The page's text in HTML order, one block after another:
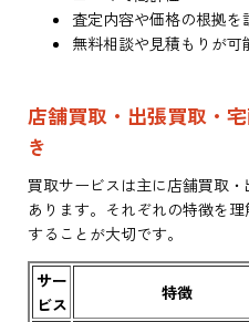
査定内容や価格の根拠を
無料相談や見積もりが可
店舗買取・出張買取・
き
買取サービスは主に店舗買取
あります。それぞれの特徴を
することが大切です。
サー
ビス
特徴